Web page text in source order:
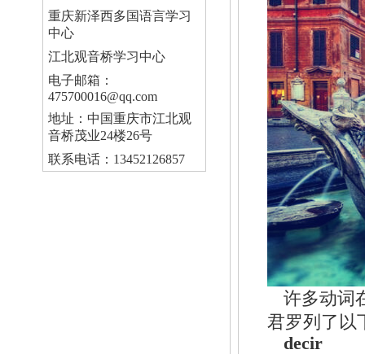
重庆新泽西多国语言学习
中心
江北观音桥学习中心
电子邮箱：
475700016@qq.com
地址：中国重庆市江北观
音桥茂业24楼26号
联系电话：13452126857
许多动词
君罗列了以
decir